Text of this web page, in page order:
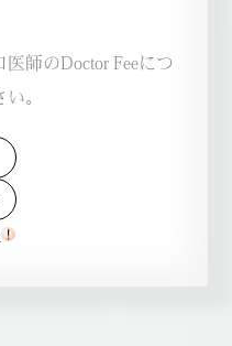
師のDoctor Feeにつ
。